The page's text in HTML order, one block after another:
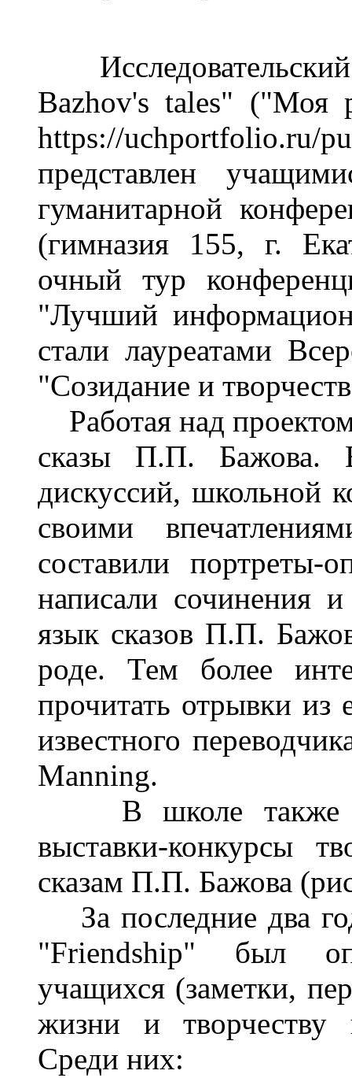
Bazhov's tales" ("Моя
https://uchportfolio.ru/
представлен
гуманитарной
(гимназия 155, г.
очный тур
"Лучший
стали лауреатами
"Созидание и
Работая над
сказы П.П. Бажова.
дискуссий, школьной
своими
составили портреты-
написали сочинения
язык сказов П.П.
роде. Тем более
прочитать отрывки из
известного
Manning.
В школе также
выставки-конкурсы
сказам П.П. Бажова
За последние два
"Friendship" был
учащихся (заметки,
жизни и творчеству
Среди них: